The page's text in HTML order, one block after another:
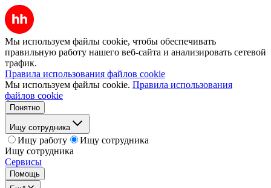
Мы используем файлы cookie, чтобы обеспечивать
правильную работу нашего веб-сайта и анализировать сетевой
трафик.
Правила использования файлов cookie
Мы используем файлы cookie. Правила использования
файлов cookie
Понятно
Ищу сотрудника
Ищу работу
Ищу сотрудника
Ищу сотрудника
Сервисы
Помощь